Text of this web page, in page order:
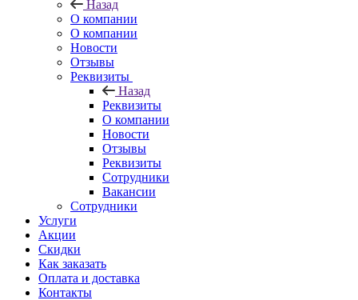
Назад
О компании
О компании
Новости
Отзывы
Реквизиты
Назад
Реквизиты
О компании
Новости
Отзывы
Реквизиты
Сотрудники
Вакансии
Сотрудники
Услуги
Акции
Скидки
Как заказать
Оплата и доставка
Контакты